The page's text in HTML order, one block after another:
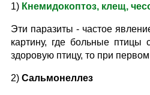
1) Кнемидокоптоз, клещ,
Эти паразиты - частое
картину, где больные
здоровую птицу, то при
2) Сальмонеллез